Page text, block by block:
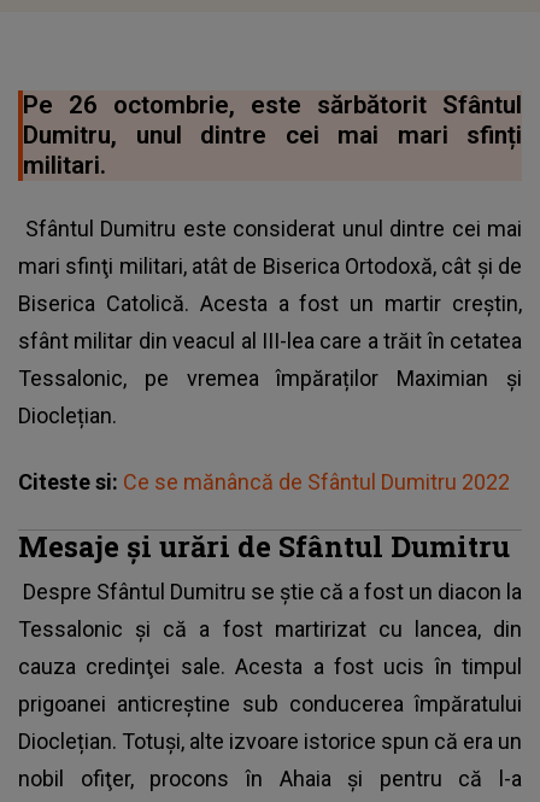
Pe 26 octombrie, este sărbătorit Sfântul
Dumitru, unul dintre cei mai mari sfinți
militari.
Sfântul Dumitru este considerat unul dintre cei mai
mari sfinţi militari, atât de Biserica Ortodoxă, cât şi de
Biserica Catolică. Acesta a fost un martir creștin,
sfânt militar din veacul al III-lea care a trăit în cetatea
Tessalonic, pe vremea împăraților Maximian și
Dioclețian.
Citeste si: Ce se mănâncă de Sfântul Dumitru 2022
Mesaje şi urări de Sfântul Dumitru
Despre Sfântul Dumitru se ştie că a fost un diacon la
Tessalonic şi că a fost martirizat cu lancea, din
cauza credinţei sale. Acesta a fost ucis în timpul
prigoanei anticreștine sub conducerea împăratului
Dioclețian. Totuşi, alte izvoare istorice spun că era un
nobil ofiţer, procons în Ahaia şi pentru că l-a